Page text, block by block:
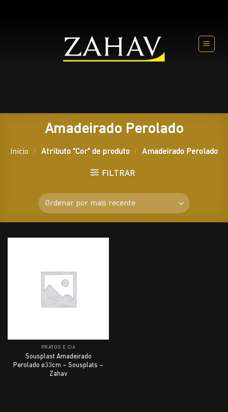
Amadeirado Perolado
Início / Atributo "Cor" de produto / Amadeirado Perolado
FILTRAR
PRATOS E CIA
Sousplast Amadeirado
Perolado ø33cm – Sousplats –
Zahav